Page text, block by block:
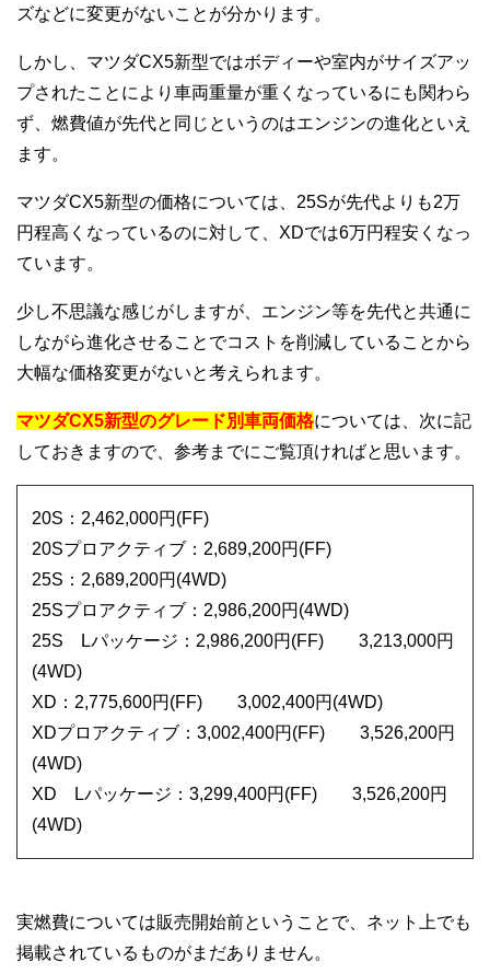
ズなどに変更がないことが分かります。
しかし、マツダCX5新型ではボディーや室内がサイズアッ
プされたことにより車両重量が重くなっているにも関わら
ず、燃費値が先代と同じというのはエンジンの進化といえ
ます。
マツダCX5新型の価格については、25Sが先代よりも2万
円程高くなっているのに対して、XDでは6万円程安くなっ
ています。
少し不思議な感じがしますが、エンジン等を先代と共通に
しながら進化させることでコストを削減していることから
大幅な価格変更がないと考えられます。
マツダCX5新型のグレード別車両価格については、次に記
しておきますので、参考までにご覧頂ければと思います。
20S：2,462,000円(FF)
20Sプロアクティブ：2,689,200円(FF)
25S：2,689,200円(4WD)
25Sプロアクティブ：2,986,200円(4WD)
25S Lパッケージ：2,986,200円(FF) 3,213,000円
(4WD)
XD：2,775,600円(FF) 3,002,400円(4WD)
XDプロアクティブ：3,002,400円(FF) 3,526,200円
(4WD)
XD Lパッケージ：3,299,400円(FF) 3,526,200円
(4WD)
実燃費については販売開始前ということで、ネット上でも
掲載されているものがまだありません。